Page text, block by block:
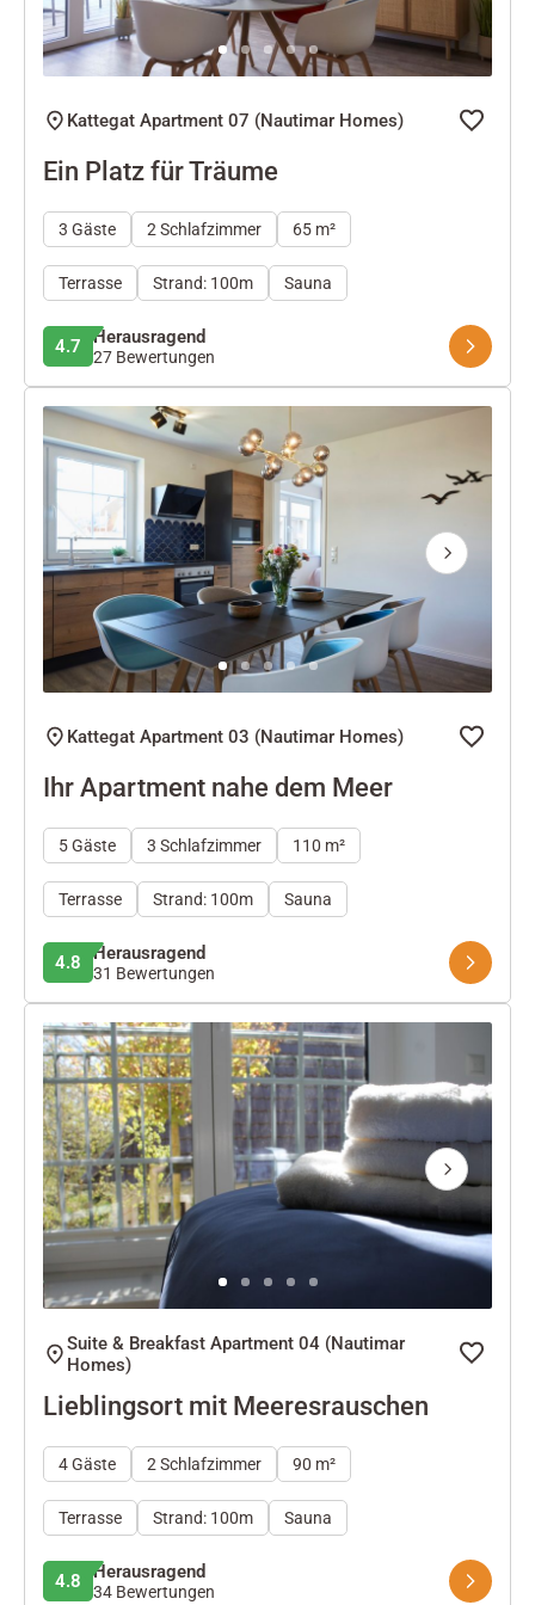
Kattegat Apartment 07 (Nautimar Homes)
Ein Platz für Träume
3 Gäste 2 Schlafzimmer 65 m²
Terrasse Strand: 100m Sauna
4.7 Herausragend
27 Bewertungen
Next
Kattegat Apartment 03 (Nautimar Homes)
Ihr Apartment nahe dem Meer
5 Gäste 3 Schlafzimmer 110 m²
Terrasse Strand: 100m Sauna
4.8 Herausragend
31 Bewertungen
Next
Suite & Breakfast Apartment 04 (Nautimar
Homes)
Lieblingsort mit Meeresrauschen
4 Gäste 2 Schlafzimmer 90 m²
Terrasse Strand: 100m Sauna
4.8 Herausragend
34 Bewertungen